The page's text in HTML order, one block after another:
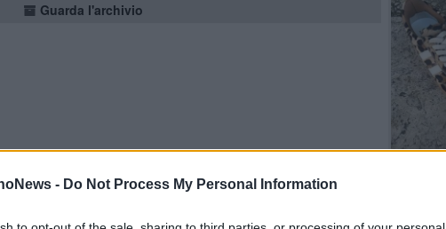
- Do Not Process My Personal Information
Guarda l'archivio